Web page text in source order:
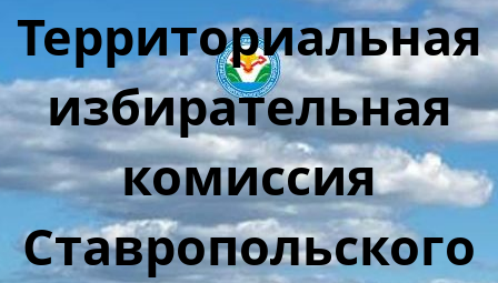
Территориальная
избирательная
комиссия
Ставропольского